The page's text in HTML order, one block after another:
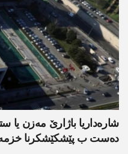
شارەداریا باژارێ مەزن یا
دەست ب پێشکێشکرنا